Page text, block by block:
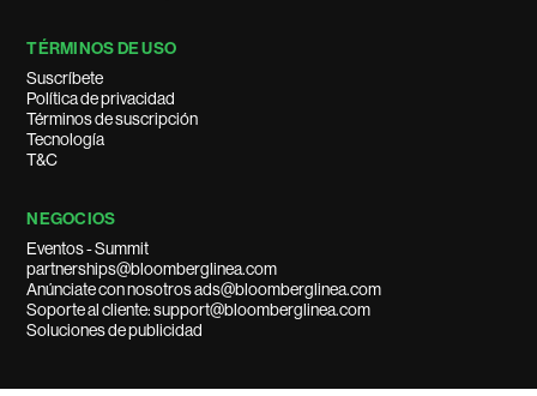
TÉRMINOS DE USO
Suscríbete
Política de privacidad
Términos de suscripción
Tecnología
T&C
NEGOCIOS
Eventos - Summit
partnerships@bloomberglinea.com
Anúnciate con nosotros ads@bloomberglinea.com
Soporte al cliente: support@bloomberglinea.com
Soluciones de publicidad